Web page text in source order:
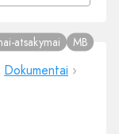
Dokumentai ›
atsakymai MB